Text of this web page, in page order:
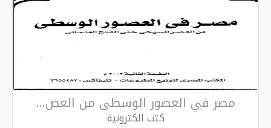
في العصور الوسطى من العص...
كتب الكترونية